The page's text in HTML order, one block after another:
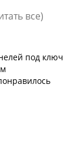
все)
под ключ